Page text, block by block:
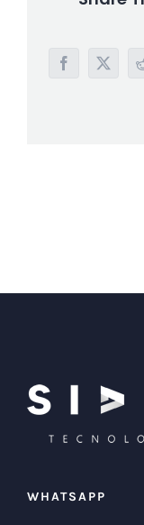
Facebook
X
WHATSAPP